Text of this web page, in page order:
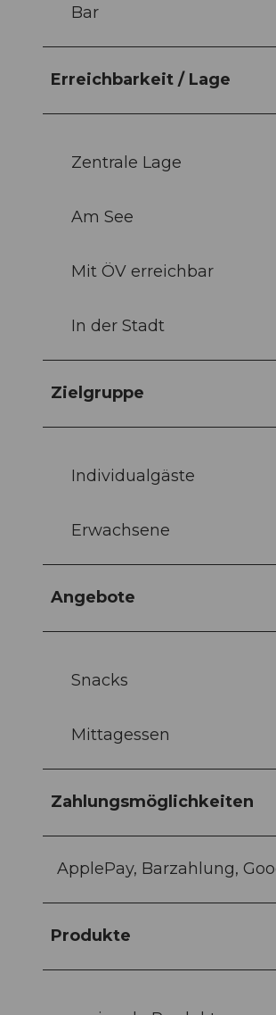
Bar
Erreichbarkeit / Lage
Zentrale Lage
Am See
Mit ÖV erreichbar
In der Stadt
Zielgruppe
Individualgäste
Erwachsene
Angebote
Snacks
Mittagessen
Zahlungsmöglichkeiten
ApplePay, Barzahlung,
Produkte